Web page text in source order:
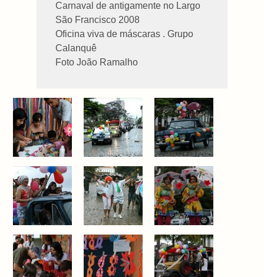
Carnaval de antigamente no Largo
São Francisco 2008
Oficina viva de máscaras . Grupo
Calanquê
Foto João Ramalho